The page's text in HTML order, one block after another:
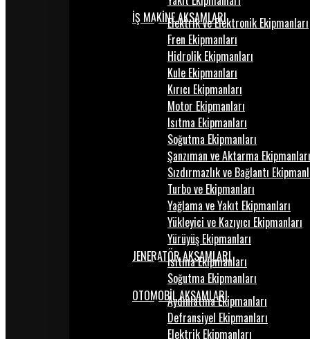
İŞ MAKİNE AKSAMLARI
Elektrik ve Elektronik Ekipmanları
Fren Ekipmanları
Hidrolik Ekipmanları
Kule Ekipmanları
Kırıcı Ekipmanları
Motor Ekipmanları
Isıtma Ekipmanları
Soğutma Ekipmanları
Şanzıman ve Aktarma Ekipmanları
Sızdırmazlık ve Bağlantı
Turbo ve Ekipmanları
Yağlama ve Yakıt Ekipmanları
Yükleyici ve Kazıyıcı Ekipmanları
Yürüyüş Ekipmanları
JENERATÖR AKSAMLARI
Isıtma Ekipmanları
Soğutma Ekipmanları
OTOMOBİL AKSAMLARI
Aydınlatma Ekipmanları
Defransiyel Ekipmanları
Elektrik Ekipmanları